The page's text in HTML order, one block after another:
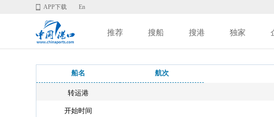
APP下载 En
推荐 搜船 搜港 独家
船名 航次
转运港
开始时间